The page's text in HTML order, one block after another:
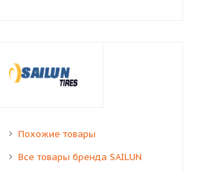
Похожие товары
Все товары бренда SAILUN